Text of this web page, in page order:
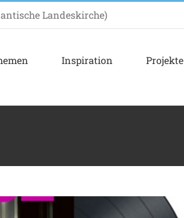
Landeskirche)
Inspiration Projekte